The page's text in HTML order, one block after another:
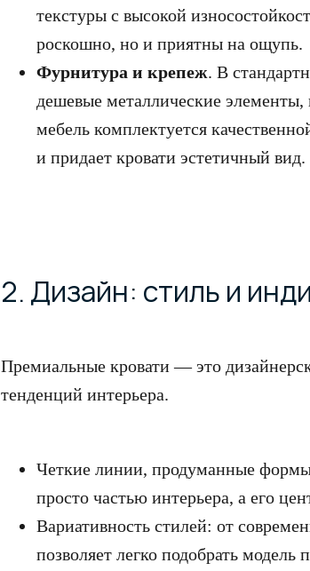
текстуры с высокой
роскошно, но и приятны на ощупь.
Фурнитура и крепеж. В
дешевые металлические
мебель комплектуется
и придает кровати эстетичный вид.
2. Дизайн: стиль и
Премиальные кровати — это
тенденций интерьера.
Четкие линии, продуманные
просто частью интерьера, а его
Вариативность стилей: от
позволяет легко подобрать модель